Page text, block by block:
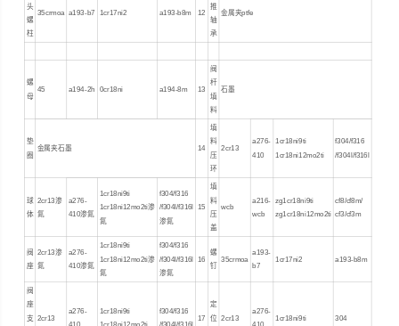
头
螺
柱
35crmoa a193-b7 1cr17ni2 a193-b8m 12
推
轴
承
金属夹ptfe
螺
母
45 a194-2h 0cr18ni a194-8m 13
阀
杆
填
料
石墨
垫
圈
金属夹石墨 14
填
料
压
环
2cr13
a276-
410
1cr18ni9ti
1cr18ni12mo2ti
f304/f316
/f304l/f316l
球
体
2cr13渗
氮
a276-
410渗氮
1cr18ni9ti
1cr18ni12mo2ti渗
氮
f304/f316
/f304l/f316l
渗氮
15
填
料
压
盖
wcb
a216-
wcb
zg1cr18ni9ti
zg1cr18ni12mo2ti
cf8/cf8m/
cf3/cf3m
阀
座
2cr13渗
氮
a276-
410渗氮
1cr18ni9ti
1cr18ni12mo2ti渗
氮
f304/f316
/f304l/f316l
渗氮
16
螺
钉
35crmoa
a193-
b7
1cr17ni2 a193-b8m
阀
座
支 2cr13
a276- 1cr18ni9ti f304/f316
17
定
位 2cr13
a276-
1cr18ni9ti 304